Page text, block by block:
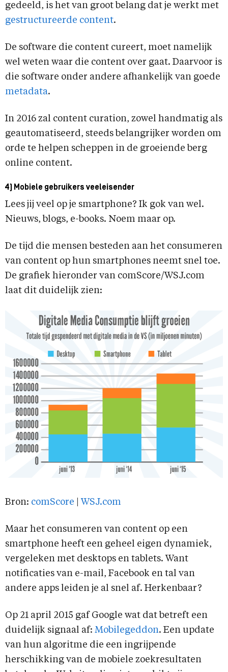
gedeeld, is het van groot belang dat je werkt met
gestructureerde content.
De software die content cureert, moet namelijk
wel weten waar die content over gaat. Daarvoor is
die software onder andere afhankelijk van goede
metadata.
In 2016 zal content curation, zowel handmatig als
geautomatiseerd, steeds belangrijker worden om
orde te helpen scheppen in de groeiende berg
online content.
4) Mobiele gebruikers veeleisender
Lees jij veel op je smartphone? Ik gok van wel.
Nieuws, blogs, e-books. Noem maar op.
De tijd die mensen besteden aan het consumeren
van content op hun smartphones neemt snel toe.
De grafiek hieronder van comScore/WSJ.com
laat dit duidelijk zien:
Bron: comScore WSJ.com
Maar het consumeren van content op een
smartphone heeft een geheel eigen dynamiek,
vergeleken met desktops en tablets. Want
notificaties van e-mail, Facebook en tal van
andere apps leiden je al snel af. Herkenbaar?
Op 21 april 2015 gaf Google wat dat betreft een
duidelijk signaal af: Mobilegeddon. Een update
van hun algoritme die een ingrijpende
herschikking van de mobiele zoekresultaten